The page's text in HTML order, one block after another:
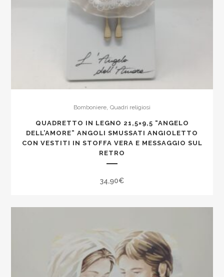
Bomboniere Quadri religiosi
QUADRETTO IN LEGNO 21,5×9,5 “ANGELO
DELL’AMORE” ANGOLI SMUSSATI ANGIOLETTO
CON VESTITI IN STOFFA VERA E MESSAGGIO SUL
RETRO
34,90€